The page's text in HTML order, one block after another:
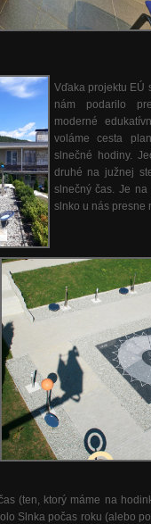
Vďaka projektu EÚ
nám podarilo
moderné
voláme cesta
slnečné hodiny.
druhé na južnej
slnečný čas. Je
slnko u nás presne
(ten, ktorý máme na
Slnka počas roku (alebo